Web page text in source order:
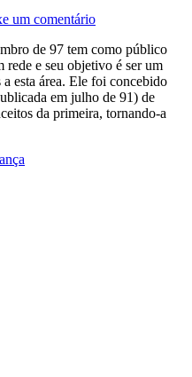
um comentário
de 97 tem como público
rede e seu objetivo é ser um
esta área. Ele foi concebido
em julho de 91) de
da primeira, tornando-a